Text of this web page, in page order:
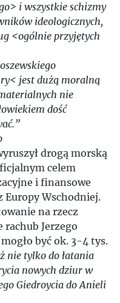
2005
2007
2009
2010
2011
2012
2013
i wszystkie schizmy
ideologicznych,
<ogólnie przyjętych
jest dużą moralną
nie
dość
drogą morską
celem
i finansowe
Europy Wschodniej.
na rzecz
Jerzego
być ok. 3-4 tys.
nie tylko do łatania
nowych dziur w
Giedroycia do Anieli